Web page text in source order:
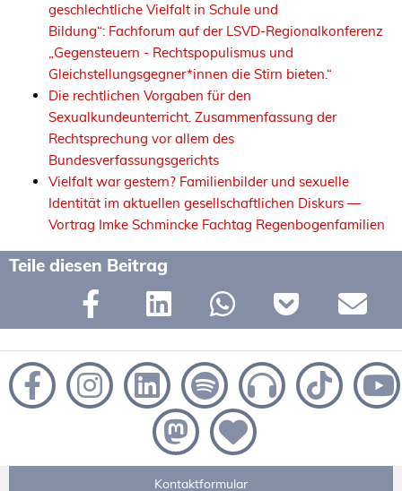
geschlechtliche Vielfalt in Schule und
Bildung“: Fachforum auf der LSVD-Regionalkonferenz
„Gegensteuern - Rechtspopulismus und
Gleichstellungsgegner*innen die Stirn bieten.“
Die rechtlichen Vorgaben für den
Sexualkundeunterricht. Zusammenfassung der
Rechtsprechung vor allem des
Bundesverfassungsgerichts
Vielfalt war gestern? Familienbilder und sexuelle
Identität im aktuellen gesellschaftlichen Diskurs —
Vortrag Imke Schmincke Fachtag Regenbogenfamilien
Teile diesen Beitrag
Kontaktformular